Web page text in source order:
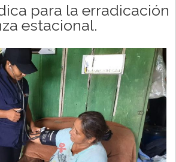
para la erradicación
estacional.